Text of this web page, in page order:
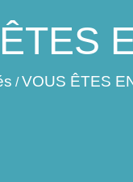
/VOUS ÊTES